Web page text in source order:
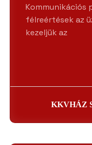
Kommunikációs
félreértések az
kezeljük az
KKVHÁZ